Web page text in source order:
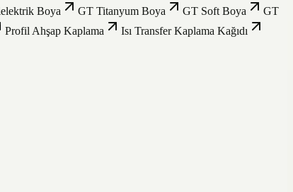
Boya GT Titanyum Boya GT Soft Boya
GT
Profil Ahşap Kaplama
Isı Transfer Kaplama Kağıdı